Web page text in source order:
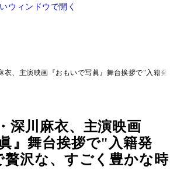
ウィンドウで開く
衣、主演映画『おもいで写眞』舞台挨拶で"入籍
深川麻衣、主演映画
』舞台挨拶で"入籍発
沢な、すごく豊かな時